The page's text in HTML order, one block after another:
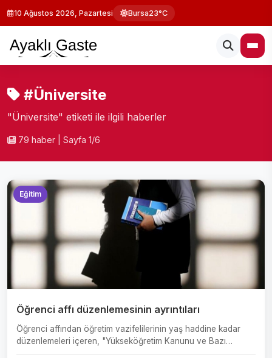
10 Ağustos 2026, Pazartesi Bursa23°C
#Üniversite
"Üniversite" etiketi ile ilgili haberler
79 haber Sayfa 1/6
Eğitim
Öğrenci affı düzenlemesinin ayrıntıları
Öğrenci affından öğretim vazifelilerinin yaş haddine kadar
düzenlemeleri içeren, "Yükseköğretim Kanunu ve Bazı